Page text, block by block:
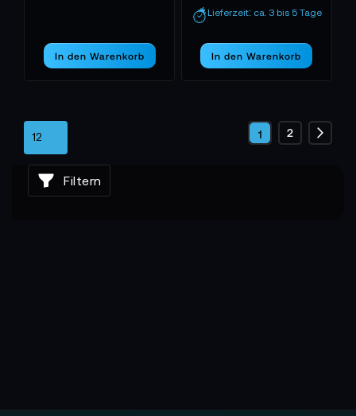
In den Warenkorb
Lieferzeit: ca. 3 bis 5 Tage
In den Warenkorb
Seite
Sie
1 Seite
2
Filtern